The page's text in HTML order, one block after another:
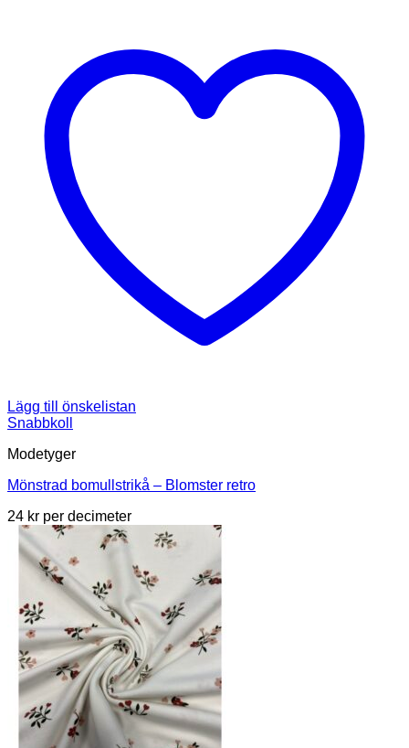
Lägg till önskelistan
Snabbkoll
Modetyger
Mönstrad bomullstrikå – Blomster retro
24 kr per decimeter